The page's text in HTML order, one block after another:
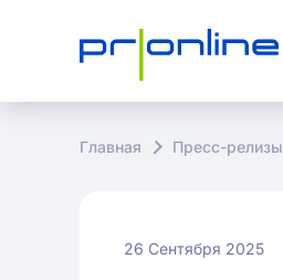
Главная Пресс-релизы
26 Сентября 2025